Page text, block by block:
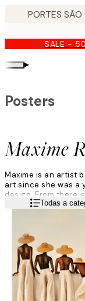
content. SALE -
▸
Maxime
Posters
Maxime is an artist
art since she was a
design. From there,
them for making art.
different layers
starts creating with
that she loves.
Leia maisTodas a